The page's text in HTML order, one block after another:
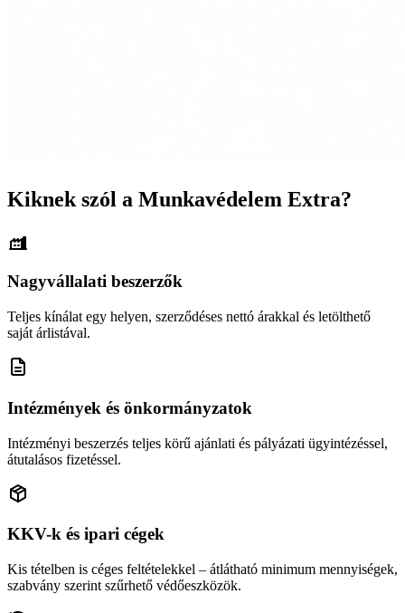
Kiknek szól a Munkavédelem Extra?
Nagyvállalati beszerzők
Teljes kínálat egy helyen, szerződéses nettó árakkal és letölthető
saját árlistával.
Intézmények és önkormányzatok
Intézményi beszerzés teljes körű ajánlati és pályázati ügyintézéssel,
átutalásos fizetéssel.
KKV-k és ipari cégek
Kis tételben is céges feltételekkel – átlátható minimum mennyiségek,
szabvány szerint szűrhető védőeszközök.